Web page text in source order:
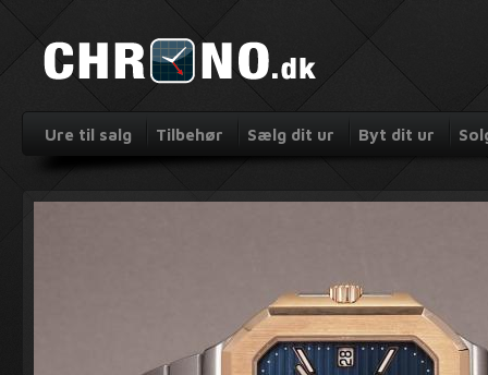
Ure til salg Tilbehør Sælg dit ur Byt dit ur